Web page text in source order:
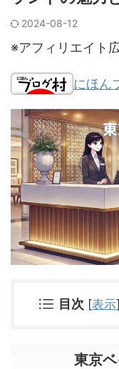
2024-08-12
※アフィリエイト
にほん
目次 [表示]
東京